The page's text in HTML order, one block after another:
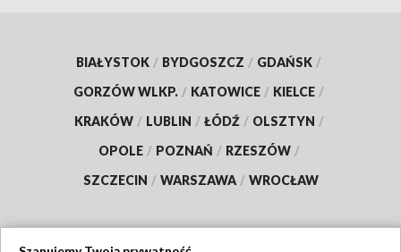
BIAŁYSTOK / BYDGOSZCZ / GDAŃSK /
GORZÓW WLKP. / KATOWICE / KIELCE /
KRAKÓW / LUBLIN / ŁÓDŹ / OLSZTYN /
OPOLE / POZNAŃ / RZESZÓW /
SZCZECIN / WARSZAWA / WROCŁAW